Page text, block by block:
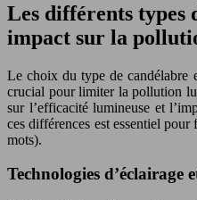
Les différents types
impact sur la
Le choix du type de candélabre
crucial pour limiter la pollution
sur l’efficacité lumineuse et
ces différences est essentiel
mots).
Technologies d’éclairage